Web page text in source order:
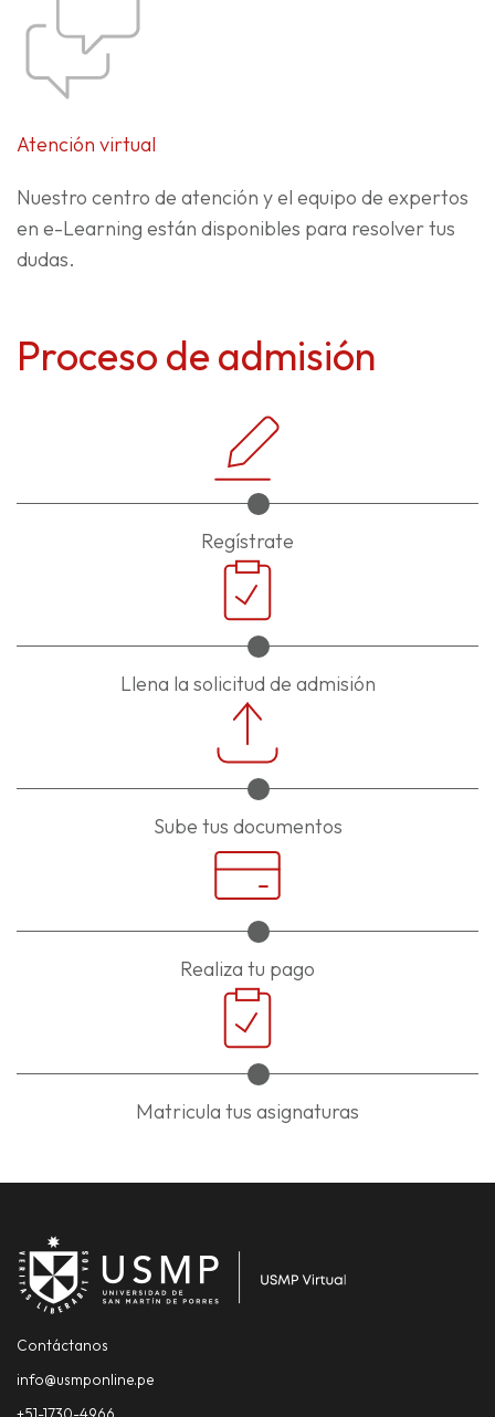
Atención virtual
Nuestro centro de atención y el equipo de expertos
en e-Learning están disponibles para resolver tus
dudas.
Proceso de admisión
Regístrate
Llena la solicitud de admisión
Sube tus documentos
Realiza tu pago
Matricula tus asignaturas
Contáctanos
info@usmponline.pe